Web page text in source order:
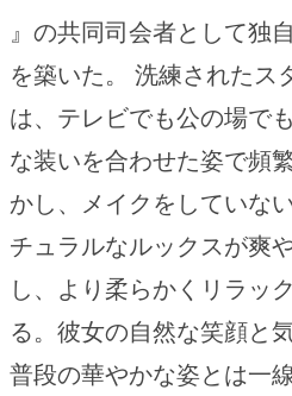
』の共同司会者として独
を築いた。 洗練されたス
は、テレビでも公の場で
な装いを合わせた姿で頻
かし、メイクをしていな
チュラルなルックスが爽
し、より柔らかくリラッ
る。彼女の自然な笑顔と
普段の華やかな姿とは一